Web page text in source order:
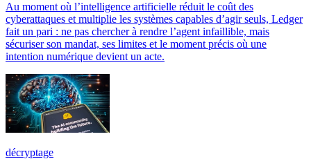
Au moment où l’intelligence artificielle réduit le coût des
cyberattaques et multiplie les systèmes capables d’agir seuls, Ledger
fait un pari : ne pas chercher à rendre l’agent infaillible, mais
sécuriser son mandat, ses limites et le moment précis où une
intention numérique devient un acte.
décryptage